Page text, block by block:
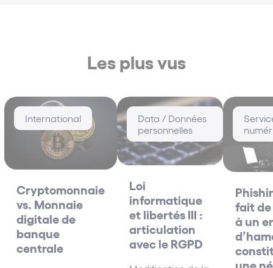
Les plus vus
International
Cryptomonnaie
vs. Monnaie
digitale de
banque
centrale
Data / Données
personnelles
Loi
informatique
et libertés III :
articulation
avec le RGPD
fait
à un
une